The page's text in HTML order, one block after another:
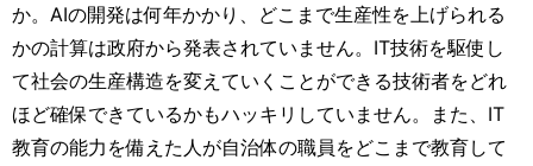
か。AIの開発は何年かかり、どこまで生産性を上げられる
かの計算は政府から発表されていません。IT技術を駆使し
て社会の生産構造を変えていくことができる技術者をどれ
ほど確保できているかもハッキリしていません。また、IT
教育の能力を備えた人が自治体の職員をどこまで教育して